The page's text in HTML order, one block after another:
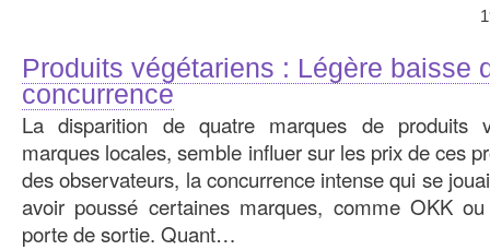
Produits végétariens : Légère baisse
concurrence
La disparition de quatre marques de produits
marques locales, semble influer sur les prix de ces
des observateurs, la concurrence intense qui se
avoir poussé certaines marques, comme OKK
porte de sortie. Quant…